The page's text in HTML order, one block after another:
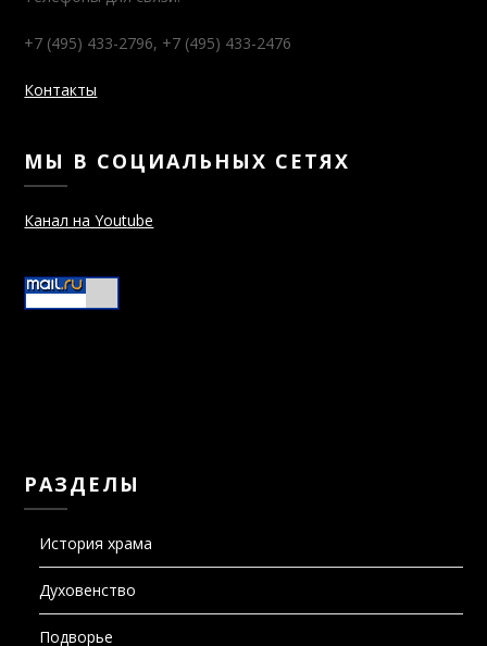
+7 (495) 433-2796, +7 (495) 433-2476
Контакты
МЫ В СОЦИАЛЬНЫХ СЕТЯХ
Канал на Youtube
РАЗДЕЛЫ
История храма
Духовенство
Подворье